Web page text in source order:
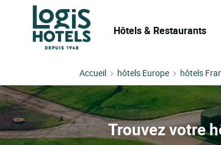
Hôtels & Restaurants
Accueil hôtels Europe hôtels
Trouvez votre